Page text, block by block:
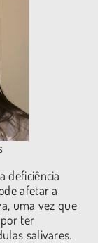
deficiência
afetar a
uma vez que
ter
salivares.